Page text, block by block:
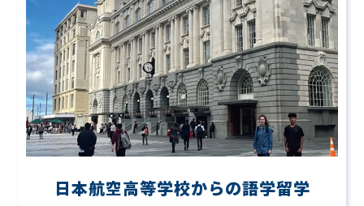
日本航空高等学校からの語学留学